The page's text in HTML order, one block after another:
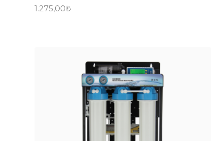
1.275,00₺